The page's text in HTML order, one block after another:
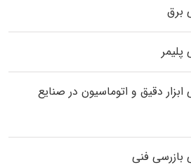
برق
دقیق و اتوماسیون در صنایع
بازرسی فنی